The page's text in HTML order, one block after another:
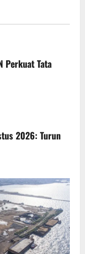
Perkuat Tata
2026: Turun